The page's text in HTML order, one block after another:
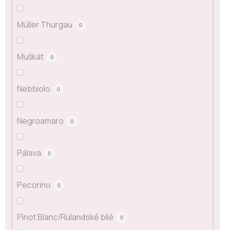
Müller Thurgau 0
Muškát 0
Nebbiolo 0
Negroamaro 0
Pálava 0
Pecorino 0
Pinot Blanc/Rulandské bílé 0